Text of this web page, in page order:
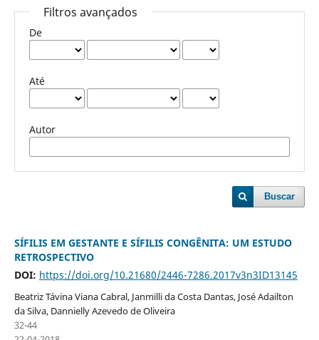
Filtros avançados
De
Até
Autor
Buscar
SÍFILIS EM GESTANTE E SÍFILIS CONGÊNITA: UM ESTUDO
RETROSPECTIVO
DOI: https://doi.org/10.21680/2446-7286.2017v3n3ID13145
Beatriz Távina Viana Cabral, Janmilli da Costa Dantas, José Adailton
da Silva, Dannielly Azevedo de Oliveira
32-44